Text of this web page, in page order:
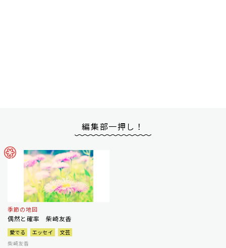
編集部一押し！
季節の地図
偶然と確率 柴崎友香
愛でる エッセイ
文芸
柴崎友香